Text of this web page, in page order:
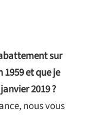
sur
1959 et que je
2019 ?
nous vous